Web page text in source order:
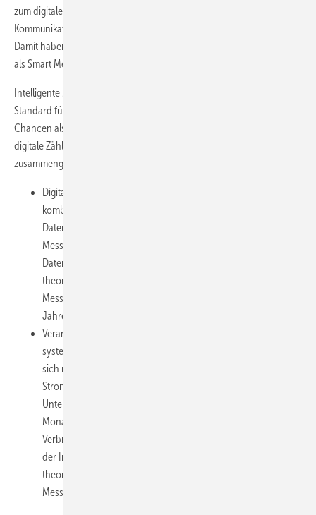
zum digitalen Zähler ein sogenanntes Gateway – das ist eine
Kommunikationseinheit, die Daten versenden und empfangen kann.
Damit haben sie dann ein „intelligentes Messsystem“, auch bekannt
als Smart Meter.
Intelligente Messsysteme werden dann künftig nach und nach zum
Standard für immer größere Verbrauchergruppen. Das birgt sowohl
Chancen als auch Risiken. Die wichtigsten Informationen rund um
digitale Zähler und Smart Meter hat die Verbraucherzentrale NRW
zusammengestellt:
Digitale Stromzähler sind allein noch keine Smart Meter. Erst
kombiniert mit sogenannten Gateways, die die
Datenübertragung ermöglichen, ergeben sich intelligente
Messsysteme. Digitale Zähler allein versenden also keine
Daten, können diese aber speichern und Haushalten so
theoretisch helfen, ihren Verbrauch zu steuern. Moderne
Messeinrichtungen speichern Tages-, Wochen-, Monats- und
Jahreswerte für 24 Monate.
Veranlasst wird die Installation von Messeinrichtungen und -
systemen durch den Messstellenbetreiber. Dabei handelt es
sich nicht um den Stromanbieter, mit dem der
Stromliefervertrag besteht, sondern um ein weiteres
Unternehmen, in der Regel den örtlichen Netzbetreiber. Drei
Monate vor dem geplanten Einbau müssen betroffene
Verbraucher informiert werden. Widersprechen können diese
der Installation nicht. Sie können aber prüfen, ob der
theoretisch mögliche Wechsel zu einem anderen
Messstellenbetreiber ihnen günstigere Konditionen bringt.